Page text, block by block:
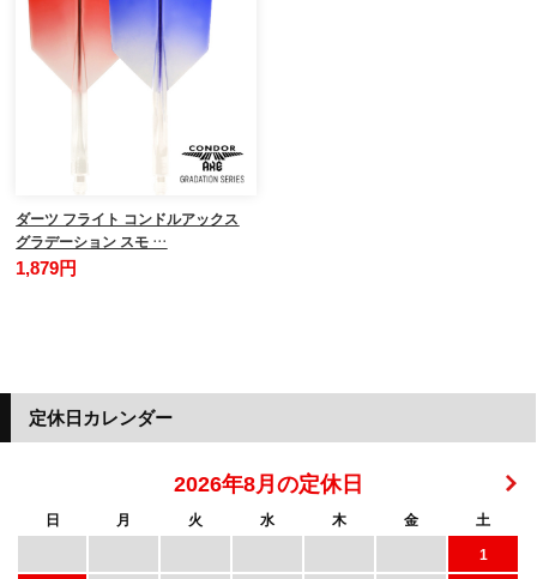
ダーツ フライト コンドルアックス
グラデーション スモ …
1,879円
定休日カレンダー
2026年8月の定休日
日 月 火 水 木 金
土
1